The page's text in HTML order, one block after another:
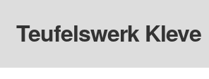
Zur
Navigation
Zum
Inhalt
Teufelswerk Kleve
Startseite